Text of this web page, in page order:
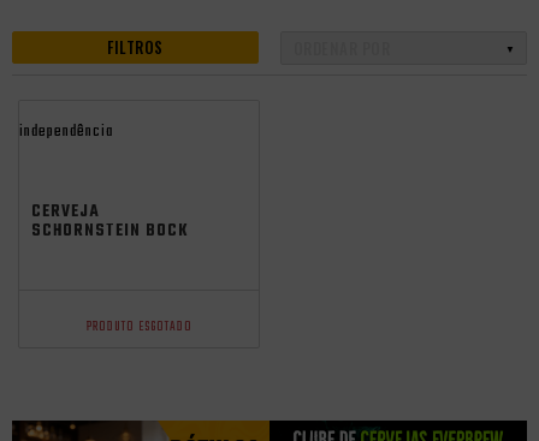
FILTROS
independência
CERVEJA
SCHORNSTEIN BOCK
PRODUTO ESGOTADO